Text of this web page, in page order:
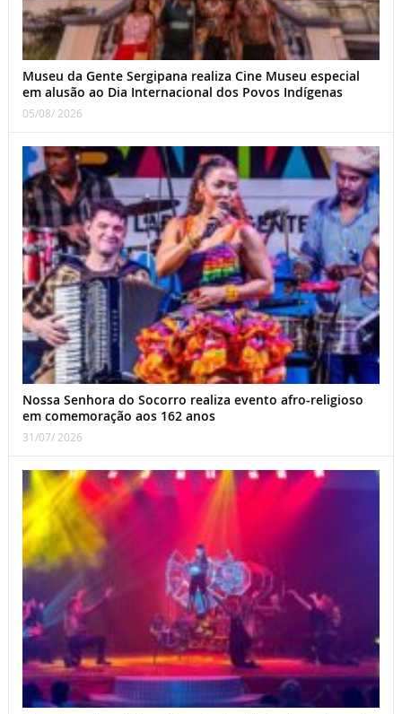
Museu da Gente Sergipana realiza Cine Museu especial
em alusão ao Dia Internacional dos Povos Indígenas
05/08/ 2026
Nossa Senhora do Socorro realiza evento afro-religioso
em comemoração aos 162 anos
31/07/ 2026